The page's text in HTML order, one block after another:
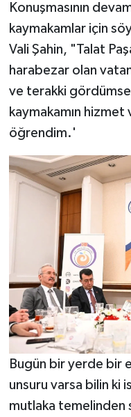
Konuşmasının
kaymakamlar için
Vali Şahin, "Talat
harabezar olan
ve terakki
kaymakamın
öğrendim.'
Bugün bir yerde bir
unsuru varsa bilin ki
mutlaka temelinden